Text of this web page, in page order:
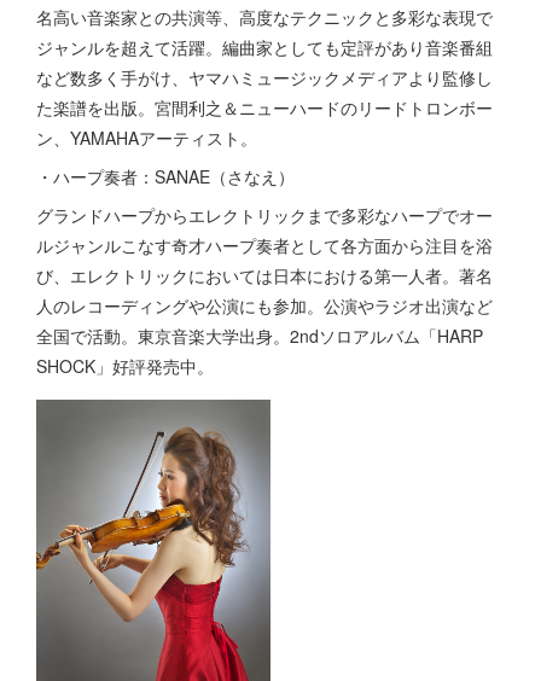
名高い音楽家との共演等、高度なテクニックと多彩な表現で
ジャンルを超えて活躍。編曲家としても定評があり音楽番組
など数多く手がけ、ヤマハミュージックメディアより監修し
た楽譜を出版。宮間利之＆ニューハードのリードトロンボー
ン、YAMAHAアーティスト。
・ハープ奏者：SANAE（さなえ）
グランドハープからエレクトリックまで多彩なハープでオー
ルジャンルこなす奇才ハープ奏者として各方面から注目を浴
び、エレクトリックにおいては日本における第一人者。著名
人のレコーディングや公演にも参加。公演やラジオ出演など
全国で活動。東京音楽大学出身。2ndソロアルバム「HARP
SHOCK」好評発売中。